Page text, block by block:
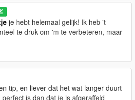
je hebt helemaal gelijk! Ik heb 't
te druk om 'm te verbeteren, maar
tip, en liever dat het wat langer duurt
is dan dat ie is afgeraffeld